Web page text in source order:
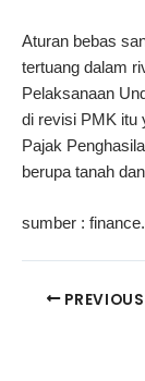
Aturan bebas
tertuang dalam
Pelaksanaan
di revisi PMK itu
Pajak
berupa tanah
sumber :
PREVIOUS